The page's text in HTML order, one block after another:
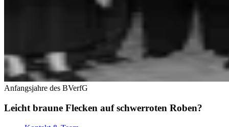
Anfangsjahre des BVerfG
Leicht braune Flecken auf schwerroten Roben?